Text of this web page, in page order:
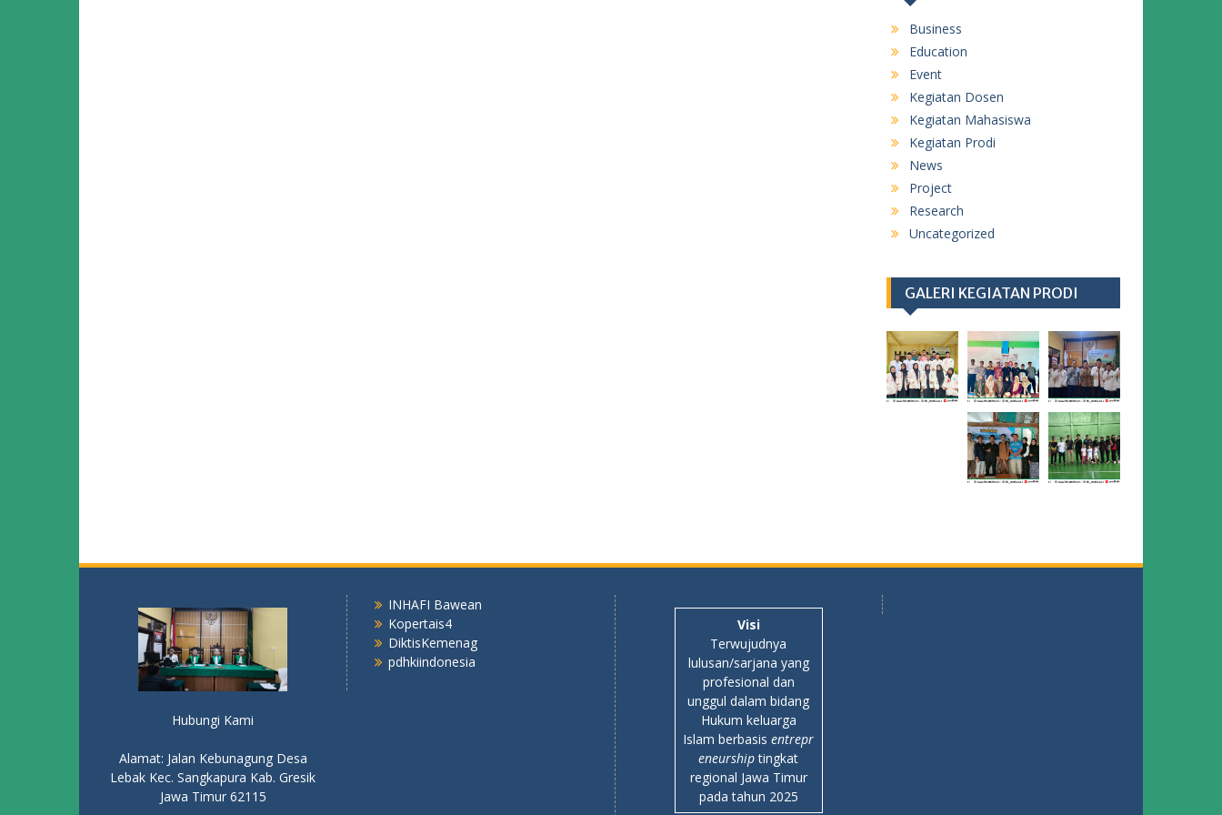
Business
Education
Event
Kegiatan Dosen
Kegiatan Mahasiswa
Kegiatan Prodi
News
Project
Research
Uncategorized
GALERI KEGIATAN PRODI
Hubungi Kami
Alamat: Jalan Kebunagung Desa
Lebak Kec. Sangkapura Kab. Gresik
Jawa Timur 62115
INHAFI Bawean
Kopertais4
DiktisKemenag
pdhkiindonesia
Visi
Terwujudnya
lulusan/sarjana yang
profesional dan
unggul dalam bidang
Hukum keluarga
Islam berbasis entrepr
eneurshiptingkat
regional Jawa Timur
pada tahun 2025